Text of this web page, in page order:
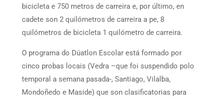
bicicleta e 750 metros de carreira e, por último, en
cadete son 2 quilómetros de carreira a pe, 8
quilómetros de bicicleta 1 quilómetro de carreira.
O programa do Dúatlon Escolar está formado por
cinco probas locais (Vedra –que foi suspendido polo
temporal a semana pasada-, Santiago, Vilalba,
Mondoñedo e Maside) que son clasificatorias para